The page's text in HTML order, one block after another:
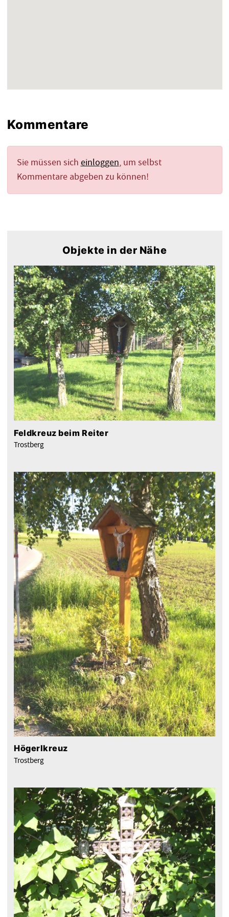
Kommentare
Sie müssen sich einloggen, um selbst
Kommentare abgeben zu können!
Objekte in der Nähe
Feldkreuz beim Reiter
Trostberg
Högerlkreuz
Trostberg